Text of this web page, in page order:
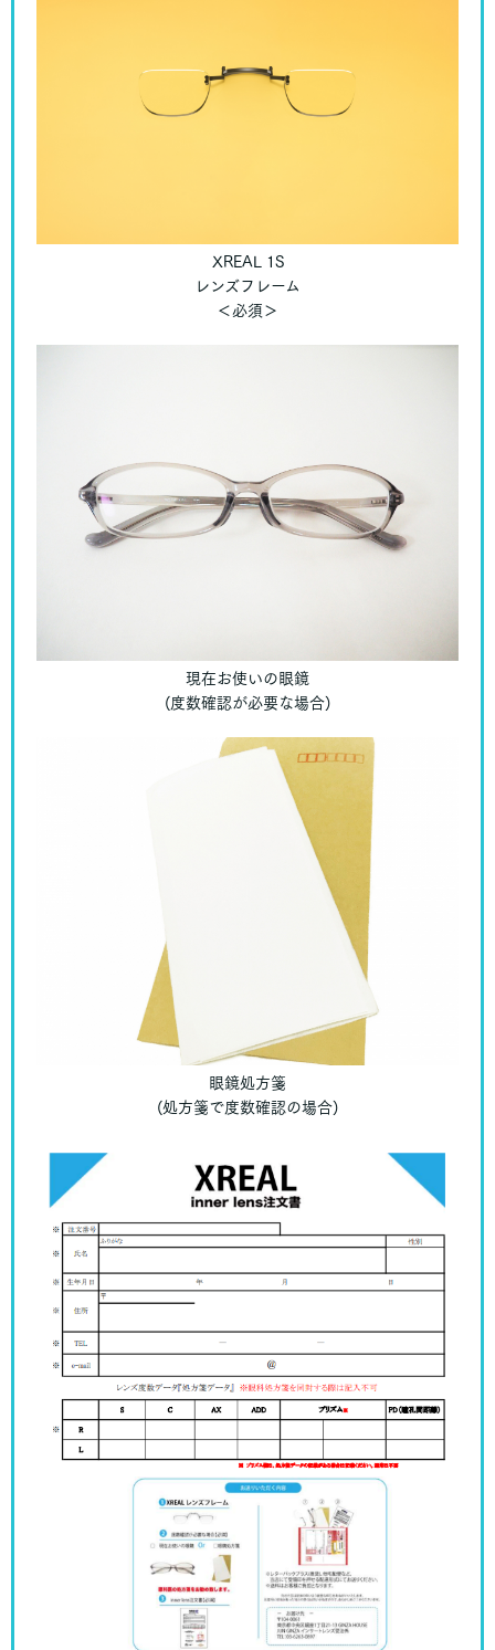
XREAL 1S
レンズフレーム
＜必須＞
現在お使いの眼鏡
(度数確認が必要な場合)
眼鏡処方箋
(処方箋で度数確認の場合)